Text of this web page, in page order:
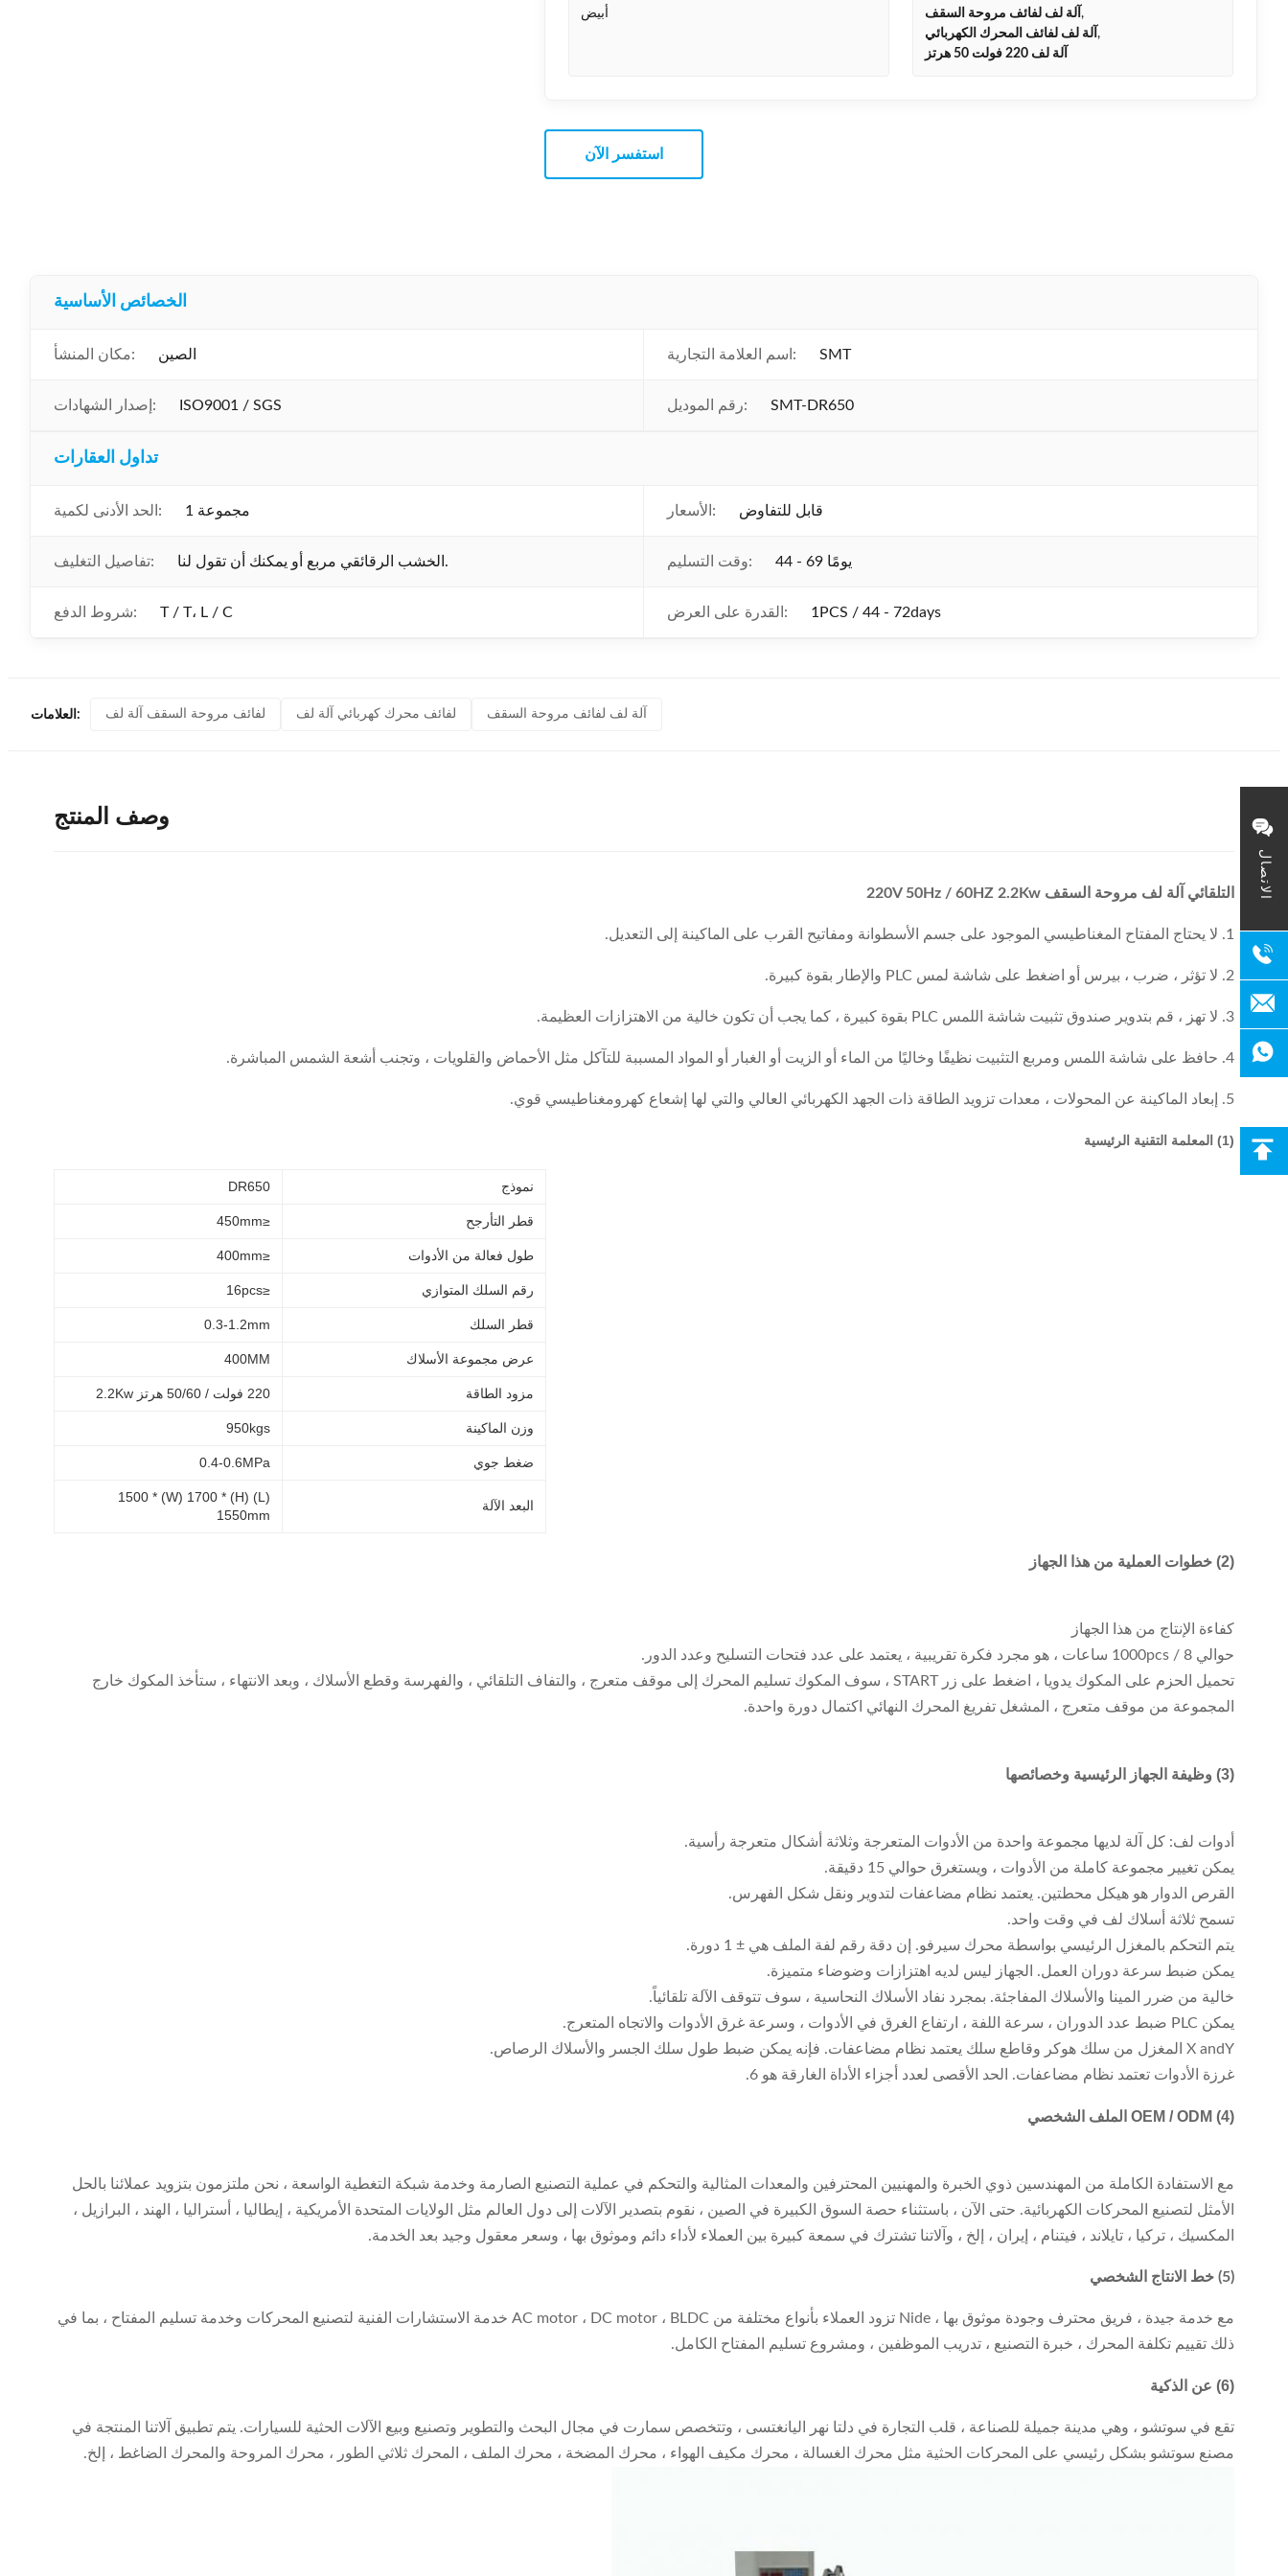
الاتصال
أبيض آلة لف لفائف مروحة السقف ,
آلة لف لفائف المحرك الكهربائي ,
آلة لف 220 فولت 50 هرتز
استفسر الآن
الخصائص الأساسية
مكان المنشأ: الصين اسم العلامة التجارية: SMT
إصدار الشهادات: ISO9001 / SGS رقم الموديل: SMT-DR650
تداول العقارات
الحد الأدنى لكمية: 1 مجموعة الأسعار: قابل للتفاوض
تفاصيل التغليف: الخشب الرقائقي مربع أو يمكنك أن تقول لنا. وقت التسليم: 44 - 69 يومًا
شروط الدفع: T / T، L / C القدرة على العرض: 1PCS / 44 - 72days
العلامات: لفائف مروحة السقف آلة لف لفائف محرك كهربائي آلة لف آلة لف لفائف مروحة السقف
وصف المنتج
التلقائي آلة لف مروحة السقف 220V 50Hz / 60HZ 2.2Kw
1. لا يحتاج المفتاح المغناطيسي الموجود على جسم الأسطوانة ومفاتيح القرب على الماكينة إلى التعديل.
2. لا تؤثر ، ضرب ، بيرس أو اضغط على شاشة لمس PLC والإطار بقوة كبيرة.
3. لا تهز ، قم بتدوير صندوق تثبيت شاشة اللمس PLC بقوة كبيرة ، كما يجب أن تكون خالية من الاهتزازات العظيمة.
4. حافظ على شاشة اللمس ومربع التثبيت نظيفًا وخاليًا من الماء أو الزيت أو الغبار أو المواد المسببة للتآكل مثل الأحماض والقلويات ، وتجنب أشعة الشمس المباشرة.
5. إبعاد الماكينة عن المحولات ، معدات تزويد الطاقة ذات الجهد الكهربائي العالي والتي لها إشعاع كهرومغناطيسي قوي.
(1) المعلمة التقنية الرئيسية
نموذج DR650
قطر التأرجح ≤450mm
طول فعالة من الأدوات ≤400mm
رقم السلك المتوازي ≤16pcs
قطر السلك 0.3-1.2mm
عرض مجموعة الأسلاك 400MM
مزود الطاقة 220 فولت / 50/60 هرتز 2.2Kw
وزن الماكينة 950kgs
ضغط جوي 0.4-0.6MPa
البعد الآلة
(L) 1500 * (W) 1700 * (H)
1550mm
(2) خطوات العملية من هذا الجهاز
كفاءة الإنتاج من هذا الجهاز
حوالي 1000pcs / 8 ساعات ، هو مجرد فكرة تقريبية ، يعتمد على عدد فتحات التسليح وعدد الدور.
تحميل الحزم على المكوك يدويا ، اضغط على زر START ، سوف المكوك تسليم المحرك إلى موقف متعرج ، والتفاف التلقائي ، والفهرسة وقطع الأسلاك ، وبعد الانتهاء ، ستأخذ المكوك خارج
المجموعة من موقف متعرج ، المشغل تفريغ المحرك النهائي اكتمال دورة واحدة.
(3) وظيفة الجهاز الرئيسية وخصائصها
أدوات لف: كل آلة لديها مجموعة واحدة من الأدوات المتعرجة وثلاثة أشكال متعرجة رأسية.
يمكن تغيير مجموعة كاملة من الأدوات ، ويستغرق حوالي 15 دقيقة.
القرص الدوار هو هيكل محطتين. يعتمد نظام مضاعفات لتدوير ونقل شكل الفهرس.
تسمح ثلاثة أسلاك لف في وقت واحد.
يتم التحكم بالمغزل الرئيسي بواسطة محرك سيرفو. إن دقة رقم لفة الملف هي ± 1 دورة.
يمكن ضبط سرعة دوران العمل. الجهاز ليس لديه اهتزازات وضوضاء متميزة.
خالية من ضرر المينا والأسلاك المفاجئة. بمجرد نفاد الأسلاك النحاسية ، سوف تتوقف الآلة تلقائياً.
يمكن PLC ضبط عدد الدوران ، سرعة اللفة ، ارتفاع الغرق في الأدوات ، وسرعة غرق الأدوات والاتجاه المتعرج.
X andY المغزل من سلك هوكر وقاطع سلك يعتمد نظام مضاعفات. فإنه يمكن ضبط طول سلك الجسر والأسلاك الرصاص.
غرزة الأدوات تعتمد نظام مضاعفات. الحد الأقصى لعدد أجزاء الأداة الغارقة هو 6.
(4) OEM / ODM الملف الشخصي
مع الاستفادة الكاملة من المهندسين ذوي الخبرة والمهنيين المحترفين والمعدات المثالية والتحكم في عملية التصنيع الصارمة وخدمة شبكة التغطية الواسعة ، نحن ملتزمون بتزويد عملائنا بالحل
الأمثل لتصنيع المحركات الكهربائية. حتى الآن ، باستثناء حصة السوق الكبيرة في الصين ، نقوم بتصدير الآلات إلى دول العالم مثل الولايات المتحدة الأمريكية ، إيطاليا ، أستراليا ، الهند ، البرازيل ،
المكسيك ، تركيا ، تايلاند ، فيتنام ، إيران ، إلخ ، وآلاتنا تشترك في سمعة كبيرة بين العملاء لأداء دائم وموثوق بها ، وسعر معقول وجيد بعد الخدمة.
(5) خط الانتاج الشخصي
مع خدمة جيدة ، فريق محترف وجودة موثوق بها ، Nide تزود العملاء بأنواع مختلفة من AC motor ، DC motor ، BLDC خدمة الاستشارات الفنية لتصنيع المحركات وخدمة تسليم المفتاح ، بما في
ذلك تقييم تكلفة المحرك ، خبرة التصنيع ، تدريب الموظفين ، ومشروع تسليم المفتاح الكامل.
(6) عن الذكية
تقع في سوتشو ، وهي مدينة جميلة للصناعة ، قلب التجارة في دلتا نهر اليانغتسى ، وتتخصص سمارت في مجال البحث والتطوير وتصنيع وبيع الآلات الحثية للسيارات. يتم تطبيق آلاتنا المنتجة في
مصنع سوتشو بشكل رئيسي على المحركات الحثية مثل محرك الغسالة ، محرك مكيف الهواء ، محرك المضخة ، محرك الملف ، المحرك ثلاثي الطور ، محرك المروحة والمحرك الضاغط ، إلخ.